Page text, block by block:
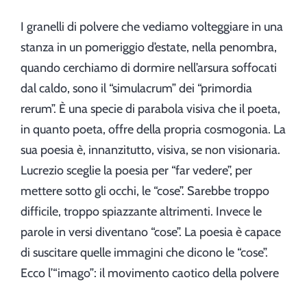
I granelli di polvere che vediamo volteggiare in una
stanza in un pomeriggio d’estate, nella penombra,
quando cerchiamo di dormire nell’arsura soffocati
dal caldo, sono il “simulacrum” dei “primordia
rerum”. È una specie di parabola visiva che il poeta,
in quanto poeta, offre della propria cosmogonia. La
sua poesia è, innanzitutto, visiva, se non visionaria.
Lucrezio sceglie la poesia per “far vedere”, per
mettere sotto gli occhi, le “cose”. Sarebbe troppo
difficile, troppo spiazzante altrimenti. Invece le
parole in versi diventano “cose”. La poesia è capace
di suscitare quelle immagini che dicono le “cose”.
Ecco l’“imago”: il movimento caotico della polvere